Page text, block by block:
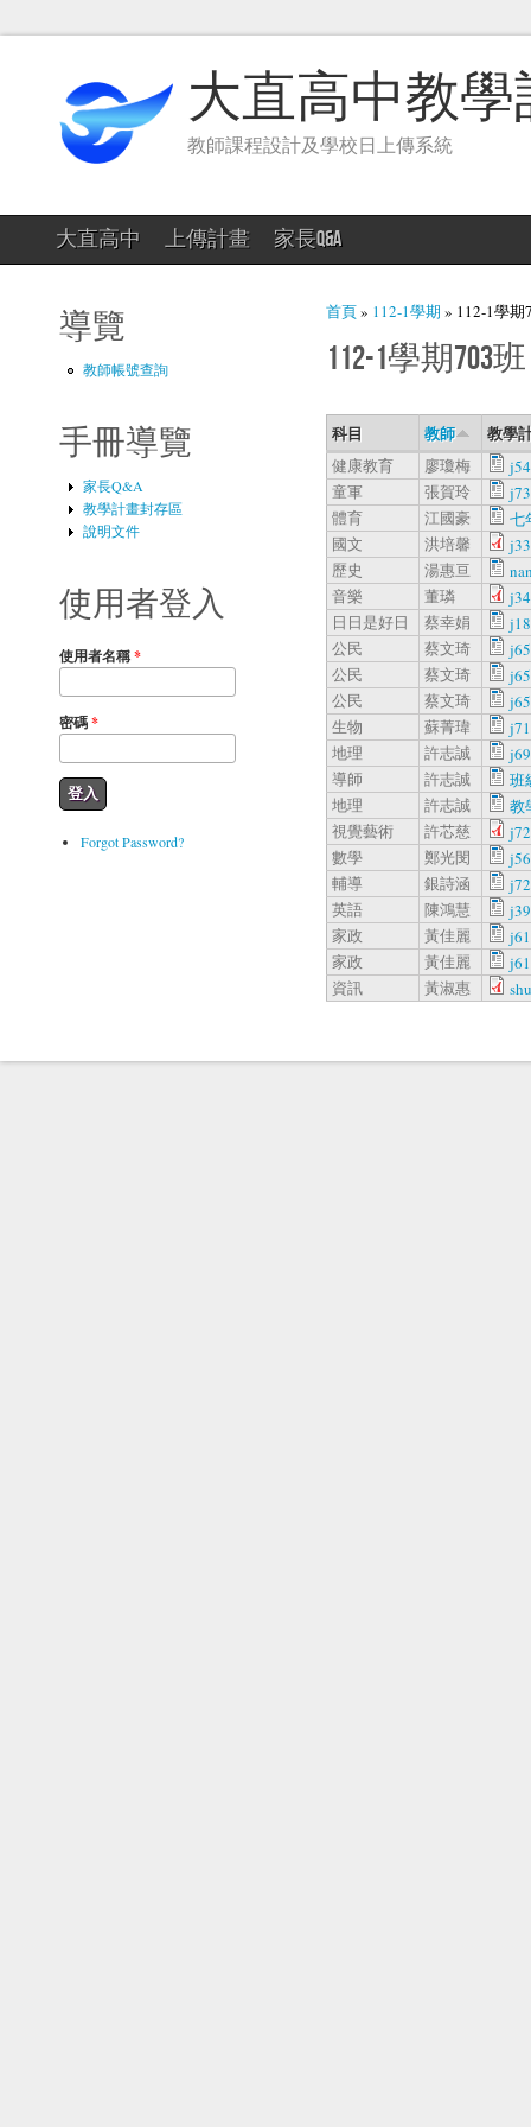
大直高中教
教師課程設計及學校日上傳系統
大直高中 上傳計畫 家長Q&A
導覽
教師帳號查詢
手冊導覽
家長Q&A
教學計畫封存區
說明文件
使用者登入
使用者名稱*
密碼*
Forgot Password?
您在這裡
首頁» 112-1學期 » 112-1學期
112-1學期703班
科目 教師 教學
健康教育 廖瓊梅
童軍
張賀玲
體育
江國豪
七
國文
洪培馨
歷史
湯惠亘
音樂
董璘
日日是好日
蔡幸娟
公民
蔡文琦
公民
蔡文琦
公民
蔡文琦
生物
蘇菁瑋
地理
許志誠
導師
許志誠
班
地理
許志誠
教
視覺藝術
許芯慈
數學
鄭光閔
輔導
銀詩涵
英語
陳鴻慧
家政
黃佳麗
家政
黃佳麗
資訊
黃淑惠